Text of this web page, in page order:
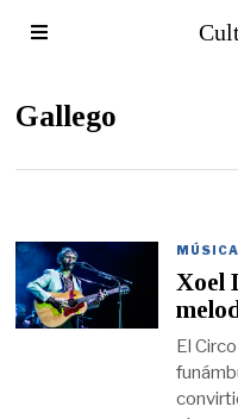
Gallego
MÚSICA
Xoel
El